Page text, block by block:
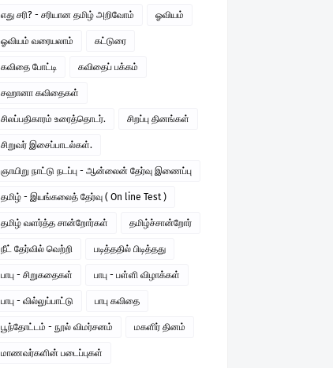
எது சரி? - சரியான தமிழ் அறிவோம் ஓவியம்
ஓவியம் வரையலாம் கட்டுரை
கவிதை போட்டி கவிதைப் பக்கம்
சஹானா கவிதைகள்
சிலப்பதிகாரம் உரைத்தொடர். சிறப்பு தினங்கள்
சிறுவர் இசைப்பாடல்கள்.
ஞாயிறு நாட்டு நடப்பு - ஆன்லைன் தேர்வு இணைப்பு
தமிழ் - இயங்கலைத் தேர்வு ( On line Test )
தமிழ் வளர்த்த சான்றோர்கள் தமிழ்ச்சான்றோர்
நீட் தேர்வில் வெற்றி படித்ததில் பிடித்தது
பாபு - சிறுகதைகள் பாபு - பள்ளி விழாக்கள்
பாபு - வில்லுப்பாட்டு பாபு கவிதை
பூந்தோட்டம் - நூல் விமர்சனம் மகளிர் தினம்
மாணவர்களின் படைப்புகள்